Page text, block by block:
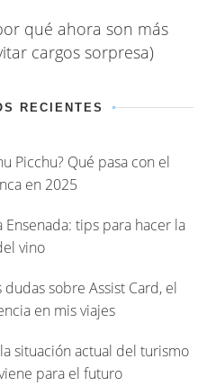
qué ahora son más
cargos sorpresa)
RECIENTES
Picchu? Qué pasa con el
en 2025
Ensenada: tips para hacer la
vino
dudas sobre Assist Card, el
en mis viajes
situación actual del turismo
para el futuro